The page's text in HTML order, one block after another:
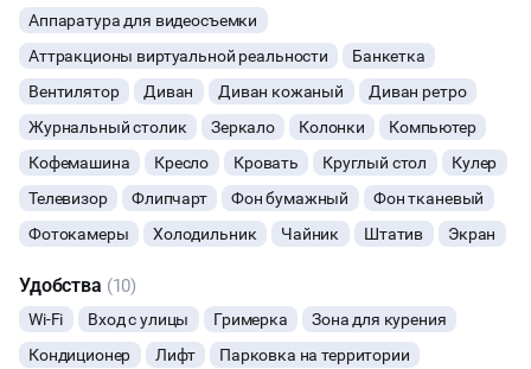
Большой телевизор для презентаций
Флипчарт
Мебель и интерьер в зале могут отличаться и
предоставляются запросу
Аппаратура для видеосъемки
Аттракционы виртуальной реальности
Банкетка
Вентилятор
Диван Диван кожаный
Диван ретро
Журнальный столик
Зеркало Колонки
Компьютер
Кофемашина
Кресло Кровать Круглый стол
Кулер
Телевизор
Флипчарт Фон бумажный
Фон тканевый
Фотокамеры
Холодильник Чайник Штатив Экран
Удобства (10)
Wi-Fi Вход с улицы Гримерка
Зона для курения
Кондиционер
Лифт
Парковка на территории
ДЕТСКИЕ ПРАЗДНИКИ
КОРПОРАТИВЫ
ДЕЛОВЫЕ МЕРОПРИЯТИЯ
КВАРТИРНИКИ
БАНКЕТЫ
ДАННЫЙ ЛОФТ СЕЙЧАС НЕ АКТИВЕН
ОСТАВИТЬ ЗАЯВКУ
Вы можете отменить заявку в любой момент, это бесплатно
или поменять параметры с нашим менеджером после того, как
оставите заявку
🔥 4 человека интересовались этой площадкой сегодня